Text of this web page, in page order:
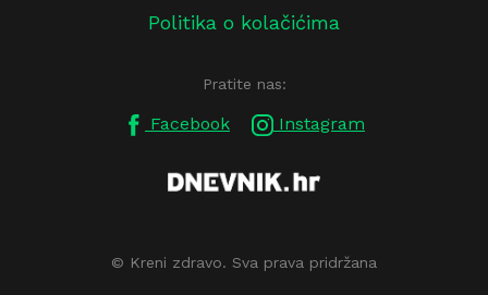
Politika o kolačićima
Pratite nas:
Facebook Instagram
© Kreni zdravo. Sva prava pridržana